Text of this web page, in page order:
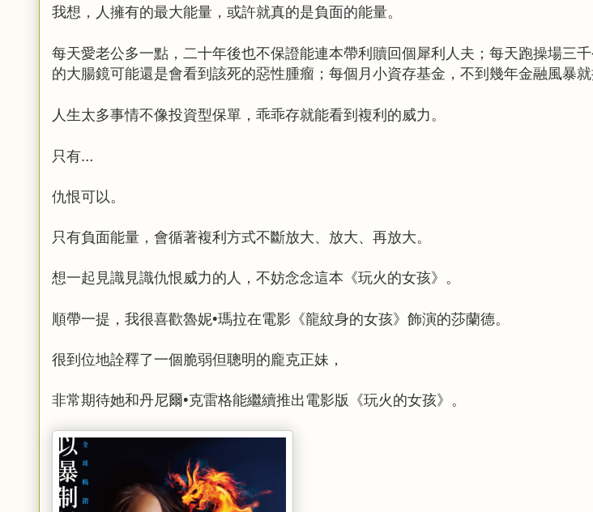
我想，人擁有的最大能量， 或許就真的是負面的能量。
每天愛老公多一點， 二十年後也不保證能連本帶利贖回個犀利人夫； 每天跑操場三
的大腸鏡可能還是會看到該死的惡性腫瘤； 每個月小資存基金， 不到幾年金融風暴
人生太多事情不像投資型保單， 乖乖存就能看到複利的威力。
只有…
仇恨可以。
只有負面能量，會循著複利方式不斷放大、放大、再放大。
想一起見識見識仇恨威力的人， 不妨念念這本《玩火的女孩》。
順帶一提，我很喜歡魯妮•瑪拉在電影《龍紋身的女孩》飾演的莎蘭德。
很到位地詮釋了一個脆弱但聰明的龐克正妹，
非常期待她和丹尼爾•克雷格能繼續推出電影版《玩火的女孩》。